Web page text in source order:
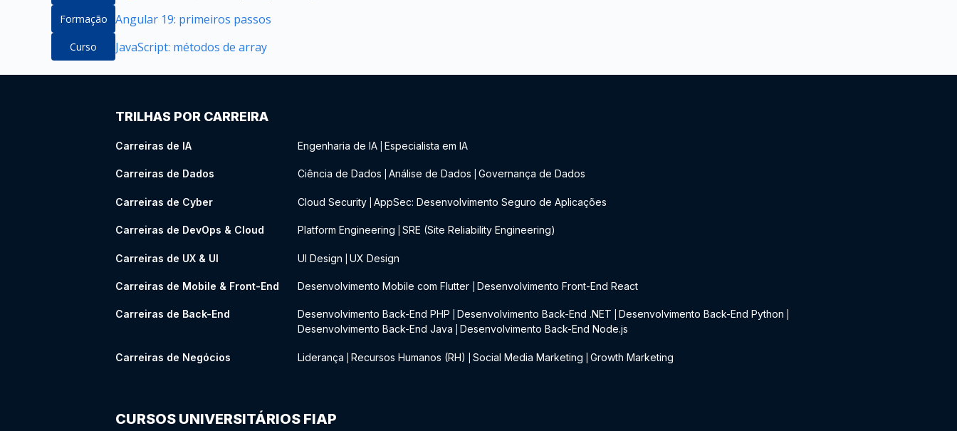
Formação Angular 19: primeiros passos
Curso JavaScript: métodos de array
TRILHAS POR CARREIRA
Carreiras de IA Engenharia de IA Especialista em IA
Carreiras de Dados Ciência de Dados Análise de Dados Governança de Dados
Carreiras de Cyber Cloud Security AppSec: Desenvolvimento Seguro de Aplicações
Carreiras de DevOps & Cloud Platform Engineering SRE (Site Reliability Engineering)
Carreiras de UX & UI UI Design UX Design
Carreiras de Mobile & Front-End Desenvolvimento Mobile com Flutter Desenvolvimento Front-End React
Carreiras de Back-End Desenvolvimento Back-End PHP Desenvolvimento Back-End .NET Desenvolvimento Back-End Python
Desenvolvimento Back-End Java Desenvolvimento Back-End Node.js
Carreiras de Negócios Liderança Recursos Humanos (RH) Social Media Marketing Growth Marketing
CURSOS UNIVERSITÁRIOS FIAP